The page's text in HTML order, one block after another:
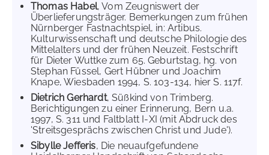
Thomas Habel, Vom Zeugniswert der
Überlieferungsträger. Bemerkungen zum frühen
Nürnberger Fastnachtspiel, in: Artibus.
Kulturwissenschaft und deutsche Philologie des
Mittelalters und der frühen Neuzeit. Festschrift
für Dieter Wuttke zum 65. Geburtstag, hg. von
Stephan Füssel, Gert Hübner und Joachim
Knape, Wiesbaden 1994, S. 103-134, hier S. 117f.
Dietrich Gerhardt, Süßkind von Trimberg.
Berichtigungen zu einer Erinnerung, Bern u.a.
1997, S. 311 und Faltblatt I-XI (mit Abdruck des
'Streitsgesprächs zwischen Christ und Jude').
Sibylle Jefferis, Die neuaufgefundene